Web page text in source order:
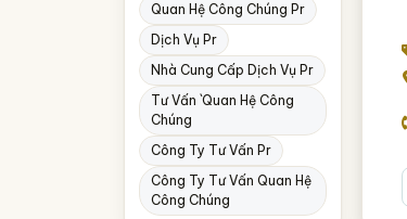
Quan Hệ Công Chúng Pr
Dịch Vụ Pr
Nhà Cung Cấp Dịch Vụ Pr
Tư Vấn `quan Hệ Công
Chúng
Công Ty Tư Vấn Pr
Công Ty Tư Vấn Quan Hệ
Công Chúng